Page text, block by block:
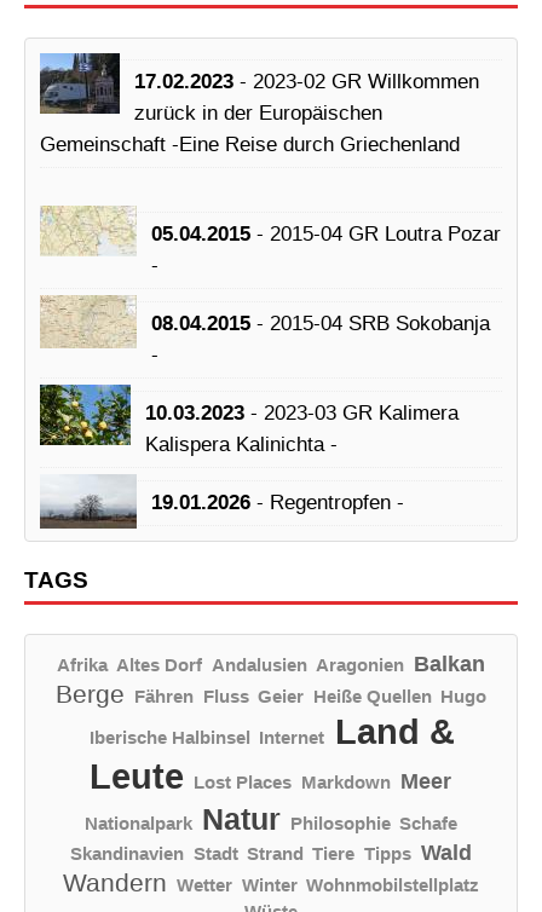
17.02.2023 - 2023-02 GR Willkommen
zurück in der Europäischen
Gemeinschaft -Eine Reise durch Griechenland
05.04.2015 - 2015-04 GR Loutra Pozar
-
08.04.2015 - 2015-04 SRB Sokobanja
-
10.03.2023 - 2023-03 GR Kalimera
Kalispera Kalinichta -
19.01.2026 - Regentropfen -
TAGS
Afrika Altes Dorf Andalusien Aragonien Balkan
Berge Fähren Fluss Geier Heiße Quellen Hugo
Iberische Halbinsel Internet
Land &
Leute Lost Places Markdown Meer
Nationalpark Natur Philosophie Schafe
Skandinavien Stadt Strand Tiere Tipps Wald
Wandern Wetter Winter Wohnmobilstellplatz